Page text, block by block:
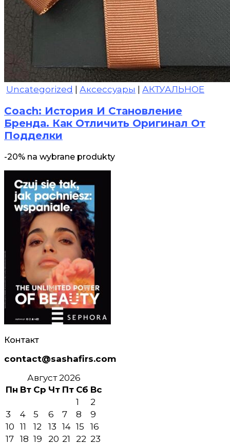
Uncategorized | Аксессуары | АКТУАЛЬНОЕ
Coach: История И Становление
Бренда. Как Отличить Оригинал От
Подделки
-20% na wybrane produkty
Контакт
contact@sashafirs.com
Август 2026
Пн Вт Ср Чт Пт Сб Вс
1
2
3
4 5 6 7 8
9
10 11 12 13 14 15
16
17 18 19 20 21 22 23